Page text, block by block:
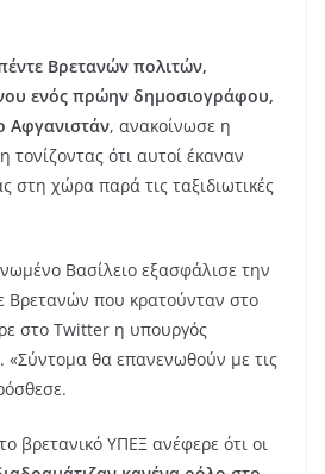
Βρετανών πολιτών,
ενός πρώην δημοσιογράφου,
Αφγανιστάν, ανακοίνωσε η
τονίζοντας ότι αυτοί έκαναν
στη χώρα παρά τις ταξιδιωτικές
Βασίλειο εξασφάλισε την
Βρετανών που κρατούνταν στο
στο Twitter η υπουργός
«Σύντομα θα επανενωθούν με τις
βρετανικό ΥΠΕΞ ανέφερε ότι οι